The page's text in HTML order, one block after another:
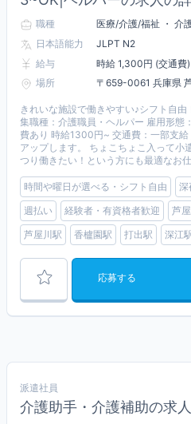
職種
医療/介護/福祉 ・ 介
日本語能力
JLPT N2
給与
時給 1,300円 (交通費)
場所
〒659-0061 兵庫県
きれいな施設で働きやすい♪シフト自
集職種：介護職員・ヘルパー 雇用形態
費あり 時給1300円~ 交通費：一部支
アップします。 ちょこちょこ入って小
つり働きたい！という方にも最適なお
時間や曜日が選べる・シフト自由
深
週払い
経験者・有資格者歓迎 芦
芦屋川駅
香櫨園駅 打出駅 深江
応募する
派遣社員
介護助手・介護補助の求